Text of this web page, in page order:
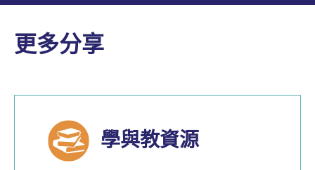
更多分享
學與教資源